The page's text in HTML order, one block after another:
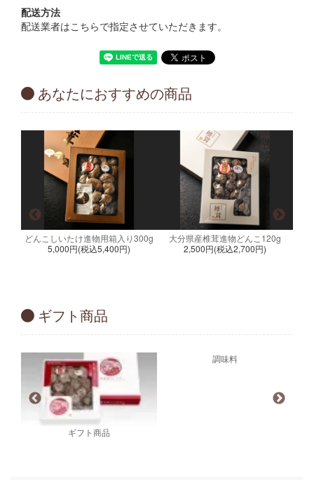
配送方法
配送業者はこちらで指定させていただきます。
あなたにおすすめの商品
どんこしいたけ進物用箱入り300g
5,000円(税込5,400円)
大分県産椎茸進物どんこ120g
2,500円(税込2,700円)
ギフト商品
ギフト商品
調味料